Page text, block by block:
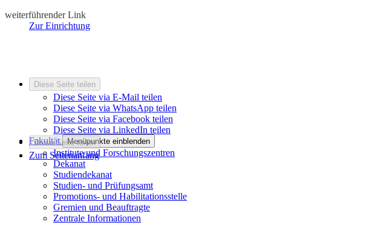
weiterführender Link
Zur Einrichtung
Diese Seite teilen
Diese Seite via E-Mail teilen
Diese Seite via WhatsApp teilen
Diese Seite via Facebook teilen
Diese Seite via LinkedIn teilen
Diese Seite teilen
Zum Seitenanfang
Fakultät Menüpunkte einblenden
Institute und Forschungszentren
Dekanat
Studiendekanat
Studien- und Prüfungsamt
Promotions- und Habilitationsstelle
Gremien und Beauftragte
Zentrale Informationen